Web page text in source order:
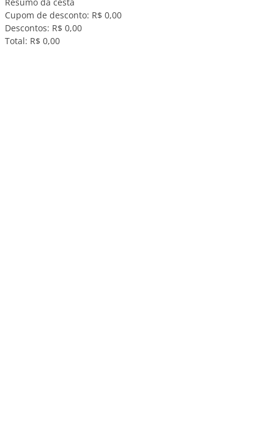
Cupom de desconto: R$ 0,00
Descontos: R$ 0,00
Total: R$ 0,00